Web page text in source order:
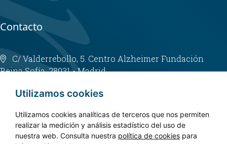
Utilizamos cookies
Utilizamos cookies analíticas de terceros que nos permiten
realizar la medición y análisis estadístico del uso de
nuestra web. Consulta nuestra política de cookies para
Contacto
C/ Valderrebollo, 5. Centro Alzheimer Fundación
Reina Sofía. 28031 - Madrid
info@fundacioncien.es
913 852 200